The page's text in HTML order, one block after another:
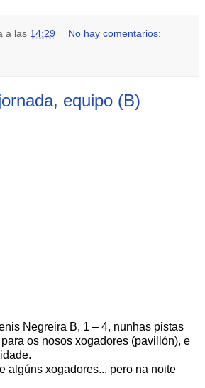
a las 14:29 No hay comentarios:
equipo (B)
Negreira B, 1 – 4, nunhas pistas
os nosos xogadores (pavillón), e
algúns xogadores... pero na noite